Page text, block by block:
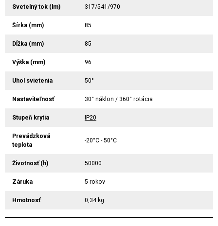
Svetelný tok (lm) 317/541/970
Šírka (mm) 85
Dĺžka (mm) 85
Výška (mm) 96
Uhol svietenia 50°
Nastaviteľnosť 30° náklon / 360° rotácia
Stupeň krytia IP20
Prevádzková
teplota
-20°C - 50°C
Životnosť (h) 50000
Záruka 5 rokov
Hmotnosť 0,34 kg